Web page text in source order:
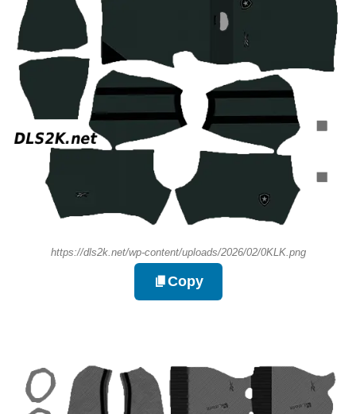
https://dls2k.net/wp-content/uploads/2026/02/0KLK.png
Copy